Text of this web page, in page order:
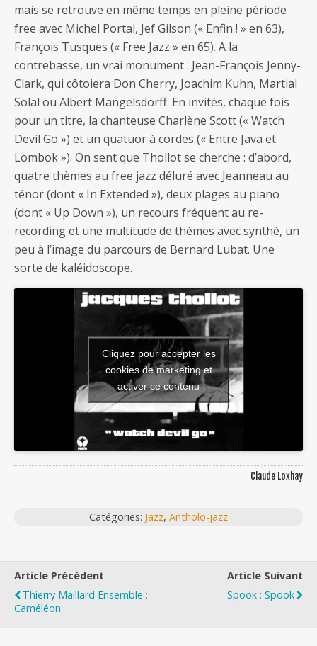
mais se retrouve en même temps en pleine période
free avec Michel Portal, Jef Gilson (« Enfin ! » en 63),
François Tusques (« Free Jazz » en 65). A la
contrebasse, un vrai monument : Jean-François Jenny-
Clark, qui côtoiera Don Cherry, Joachim Kuhn, Martial
Solal ou Albert Mangelsdorff. En invités, chaque fois
pour un titre, la chanteuse Charlène Scott (« Watch
Devil Go ») et un quatuor à cordes (« Entre Java et
Lombok »). On sent que Thollot se cherche : d’abord,
quatre thèmes au free jazz déluré avec Jeanneau au
ténor (dont « In Extended »), deux plages au piano
(dont « Up Down »), un recours fréquent au re-
recording et une multitude de thèmes avec synthé, un
peu à l’image du parcours de Bernard Lubat. Une
sorte de kaléidoscope.
Cliquez pour accepter les
cookies de marketing et
activer ce contenu
Claude Loxhay
Catégories: Jazz, Antholo-jazz
Article Précédent
Thierry Maillard Ensemble :
Caméléon
Article Suivant
Spook : Spook